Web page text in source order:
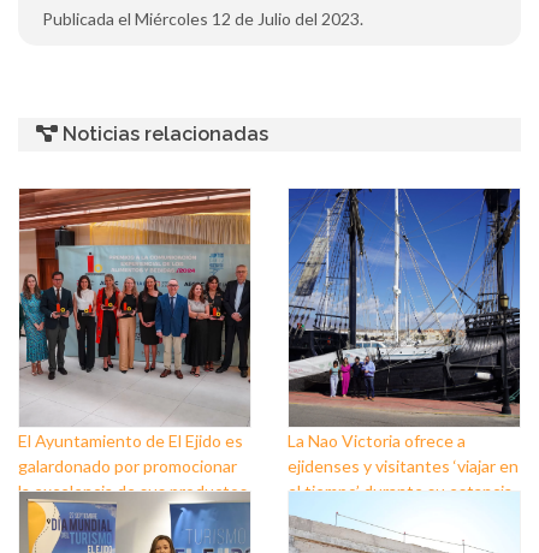
Publicada el Miércoles 12 de Julio del 2023.
Noticias relacionadas
El Ayuntamiento de El Ejido es
galardonado por promocionar
la excelencia de sus productos
agrícolas con la calidad
gourmet de su cocina
La Nao Victoria ofrece a
ejidenses y visitantes ‘viajar en
el tiempo’ durante su estancia
en Almerimar